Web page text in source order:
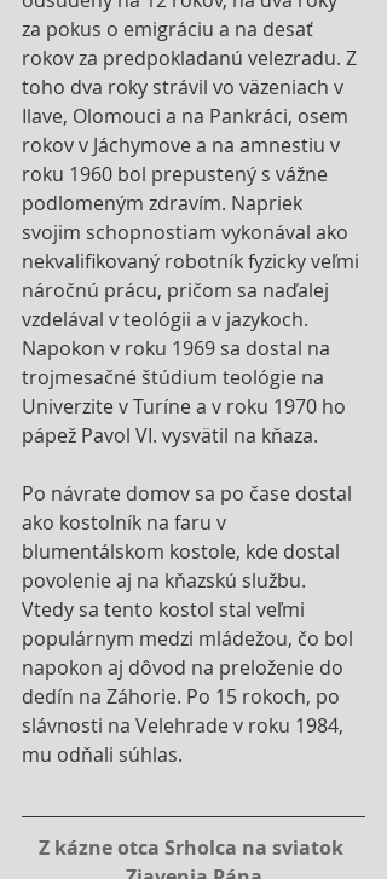
za pokus o emigráciu a na desať
rokov za predpokladanú velezradu. Z
toho dva roky strávil vo väzeniach v
Ilave, Olomouci a na Pankráci, osem
rokov v Jáchymove a na amnestiu v
roku 1960 bol prepustený s vážne
podlomeným zdravím. Napriek
svojim schopnostiam vykonával ako
nekvalifikovaný robotník fyzicky veľmi
náročnú prácu, pričom sa naďalej
vzdelával v teológii a v jazykoch.
Napokon v roku 1969 sa dostal na
trojmesačné štúdium teológie na
Univerzite v Turíne a v roku 1970 ho
pápež Pavol VI. vysvätil na kňaza.
Po návrate domov sa po čase dostal
ako kostolník na faru v
blumentálskom kostole, kde dostal
povolenie aj na kňazskú službu.
Vtedy sa tento kostol stal veľmi
populárnym medzi mládežou, čo bol
napokon aj dôvod na preloženie do
dedín na Záhorie. Po 15 rokoch, po
slávnosti na Velehrade v roku 1984,
mu odňali súhlas.
Z kázne otca Srholca na sviatok